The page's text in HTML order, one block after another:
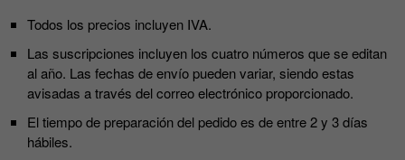
Todos los precios incluyen IVA.
Las suscripciones incluyen los cuatro números que se editan
al año. Las fechas de envío pueden variar, siendo estas
avisadas a través del correo electrónico proporcionado.
El tiempo de preparación del pedido es de entre 2 y 3 días
hábiles.